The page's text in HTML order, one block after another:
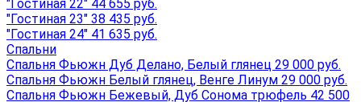
"Гостиная 22" 44 655 руб.
"Гостиная 23" 38 435 руб.
"Гостиная 24" 41 635 руб.
Спальни
Спальня Фьюжн Дуб Делано, Белый глянец 29 000 руб.
Спальня Фьюжн Белый глянец, Венге Линум 29 000 руб.
Спальня Фьюжн Бежевый, Дуб Сонома трюфель 42 500